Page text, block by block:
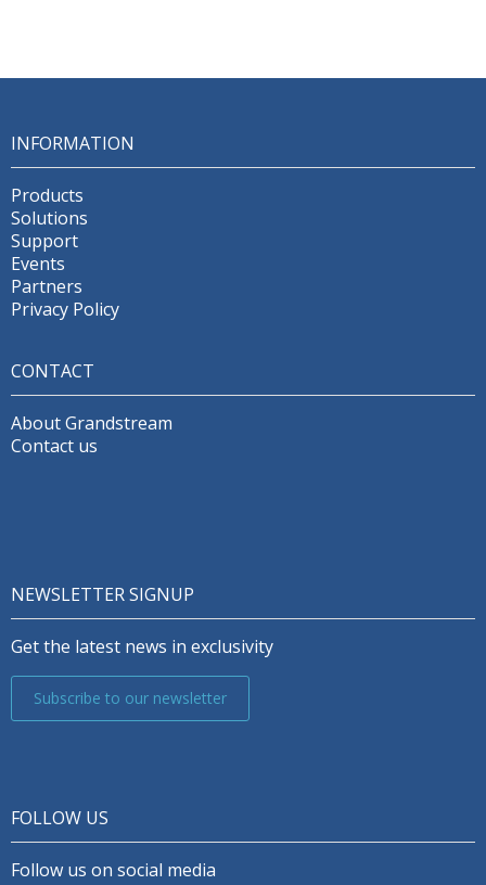
INFORMATION
Products
Solutions
Support
Events
Partners
Privacy Policy
CONTACT
About Grandstream
Contact us
NEWSLETTER SIGNUP
Get the latest news in exclusivity
Subscribe to our newsletter
FOLLOW US
Follow us on social media